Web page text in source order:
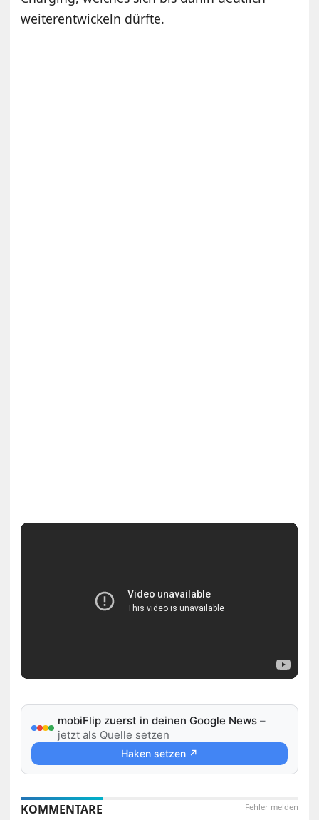
weiterentwickeln dürfte.
mobiFlip zuerst in deinen Google News –
jetzt als Quelle setzen
Haken setzen ↗
Fehler melden
KOMMENTARE